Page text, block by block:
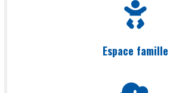
Espace famille